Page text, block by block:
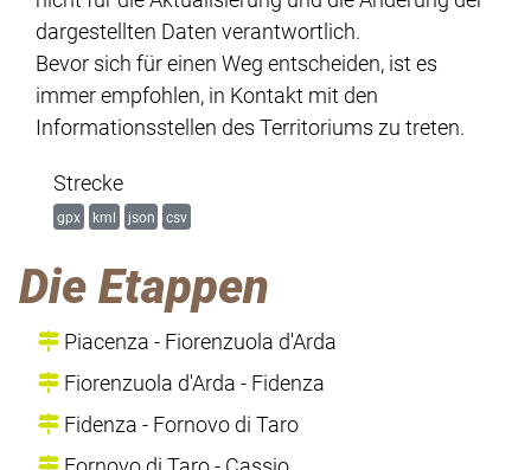
dargestellten Daten verantwortlich.
Bevor sich für einen Weg entscheiden, ist es
immer empfohlen, in Kontakt mit den
Informationsstellen des Territoriums zu treten.
Strecke
gpx kml json csv
Die Etappen
Piacenza - Fiorenzuola d'Arda
Fiorenzuola d'Arda - Fidenza
Fidenza - Fornovo di Taro